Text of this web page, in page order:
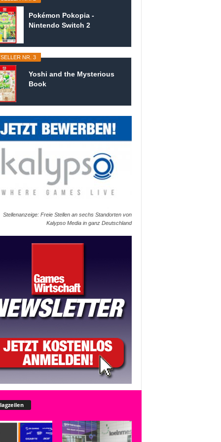
Pokémon Pokopia -
Nintendo Switch 2
NR. 3
Yoshi and the Mysterious
Book
Stellenanzeige: Freie Stellen an sechs Standorten von
Kalypso Media in ganz Deutschland